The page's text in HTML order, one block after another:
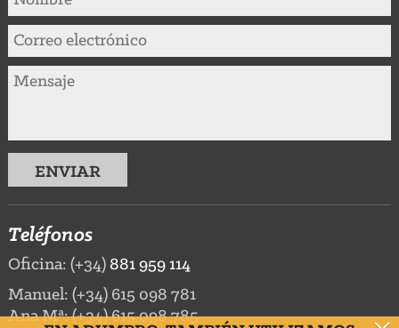
Teléfonos
Oficina: (+34) 881 959 114
Manuel: (+34) 615 098 781
Ana Mª: (+34) 615 098 785